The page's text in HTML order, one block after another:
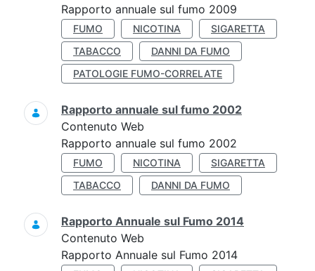
Rapporto annuale sul fumo 2009
FUMO NICOTINA
SIGARETTA
TABACCO
DANNI DA FUMO
PATOLOGIE FUMO-CORRELATE
Rapporto annuale sul fumo 2002
Contenuto Web
Rapporto annuale sul fumo 2002
FUMO NICOTINA
SIGARETTA
TABACCO
DANNI DA FUMO
Rapporto Annuale sul Fumo 2014
Contenuto Web
Rapporto Annuale sul Fumo 2014